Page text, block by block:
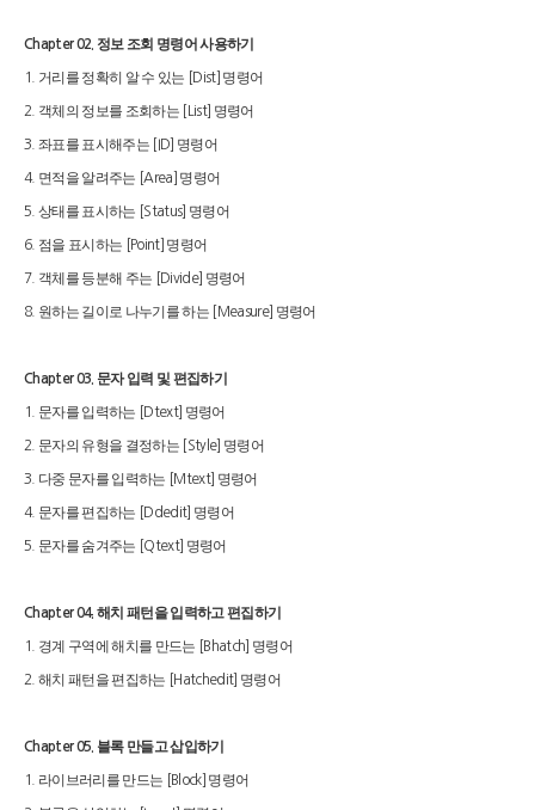
Chapter 02. 정보 조회 명령어 사용하기
1. 거리를 정확히 알 수 있는 [Dist] 명령어
2. 객체의 정보를 조회하는 [List] 명령어
3. 좌표를 표시해주는 [ID] 명령어
4. 면적을 알려주는 [Area] 명령어
5. 상태를 표시하는 [Status] 명령어
6. 점을 표시하는 [Point] 명령어
7. 객체를 등분해 주는 [Divide] 명령어
8. 원하는 길이로 나누기를 하는 [Measure] 명령어
Chapter 03. 문자 입력 및 편집하기
1. 문자를 입력하는 [Dtext] 명령어
2. 문자의 유형을 결정하는 [Style] 명령어
3. 다중 문자를 입력하는 [Mtext] 명령어
4. 문자를 편집하는 [Ddedit] 명령어
5. 문자를 숨겨주는 [Qtext] 명령어
Chapter 04. 해치 패턴을 입력하고 편집하기
1. 경계 구역에 해치를 만드는 [Bhatch] 명령어
2. 해치 패턴을 편집하는 [Hatchedit] 명령어
Chapter 05. 블록 만들고 삽입하기
1. 라이브러리를 만드는 [Block] 명령어